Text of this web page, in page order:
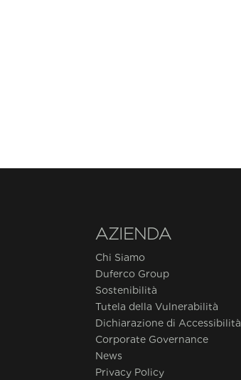
AZIENDA
Chi Siamo
Duferco Group
Sostenibilità
Tutela della Vulnerabilità
Dichiarazione di Accessibilità
Corporate Governance
News
Privacy Policy